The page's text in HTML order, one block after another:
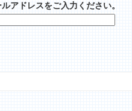
アドレスをご入力ください。